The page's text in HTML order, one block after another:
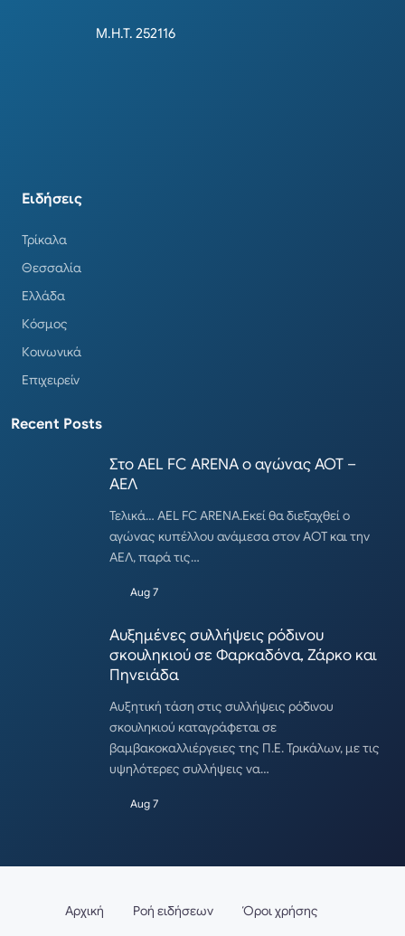
Μ.Η.Τ. 252116
Ειδήσεις
Τρίκαλα
Θεσσαλία
Ελλάδα
Κόσμος
Κοινωνικά
Επιχειρείν
Recent Posts
Στο AEL FC ARENA ο αγώνας ΑΟΤ –
ΑΕΛ
Τελικά… AEL FC ARENA.Εκεί θα διεξαχθεί ο
αγώνας κυπέλλου ανάμεσα στον ΑΟΤ και την
ΑΕΛ, παρά τις…
Aug 7
Αυξημένες συλλήψεις ρόδινου
σκουληκιού σε Φαρκαδόνα, Ζάρκο και
Πηνειάδα
Αυξητική τάση στις συλλήψεις ρόδινου
σκουληκιού καταγράφεται σε
βαμβακοκαλλιέργειες της Π.Ε. Τρικάλων, με τις
υψηλότερες συλλήψεις να…
Aug 7
Αρχική Ροή ειδήσεων Όροι χρήσης